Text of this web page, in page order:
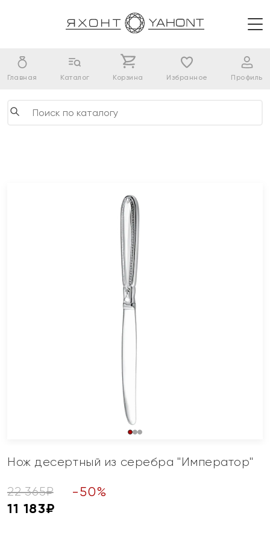
Главная Каталог Корзина Избранное Профиль
Нож десертный из серебра "Император"
22 365₽ -50%
11 183₽